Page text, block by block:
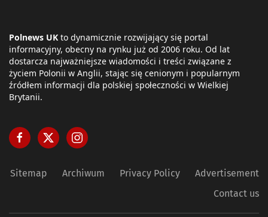
Polnews UK to dynamicznie rozwijający się portal
informacyjny, obecny na rynku już od 2006 roku. Od lat
dostarcza najważniejsze wiadomości i treści związane z
życiem Polonii w Anglii, stając się cenionym i popularnym
źródłem informacji dla polskiej społeczności w Wielkiej
Brytanii.
Sitemap Archiwum Privacy Policy
Advertisement
Contact us